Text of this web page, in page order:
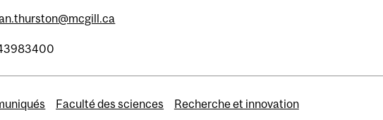
Faculté des sciences Recherche et innovation